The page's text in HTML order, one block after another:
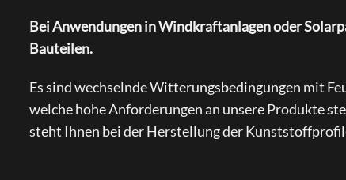
Bei Anwendungen in Windkraftanlagen oder
Bauteilen.
Es sind wechselnde Witterungsbedingungen mit
welche hohe Anforderungen an unsere Produkte
steht Ihnen bei der Herstellung der